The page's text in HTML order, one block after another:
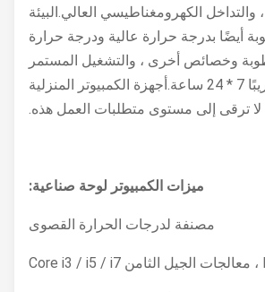
الكهرومغناطيسي العالي.البيئة
بدرجة حرارة عالية ودرجة حرارة
أخرى ، والتشغيل المستمر
للبيئة الصناعية تقريبًا 7 * 24 ساعة.أجهزة الكمبيوتر المنزلية
ترقى إلى مستوى متطلبات العمل هذه.
ميزات الكمبيوتر لوحة صناعية:
مصنفة لدرجات الحرارة القصوى